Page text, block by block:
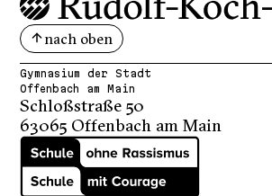
nach oben
Gymnasium der Stadt
Offenbach am Main
Schloßstraße 50
63065 Offenbach am Main